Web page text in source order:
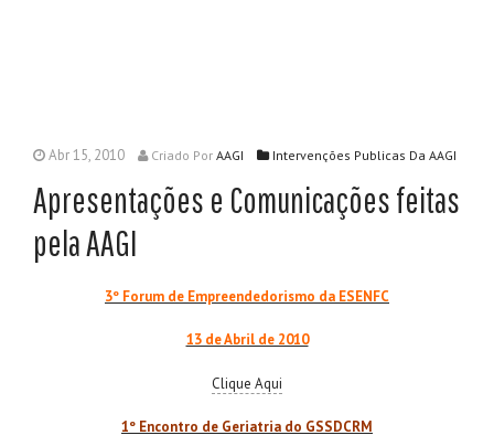
Abr 15, 2010 Criado Por AAGI Intervenções Publicas Da AAGI
Apresentações e Comunicações feitas
pela AAGI
3º Forum de Empreendedorismo da ESENFC
13 de Abril de 2010
Clique Aqui
1º Encontro de Geriatria do GSSDCRM